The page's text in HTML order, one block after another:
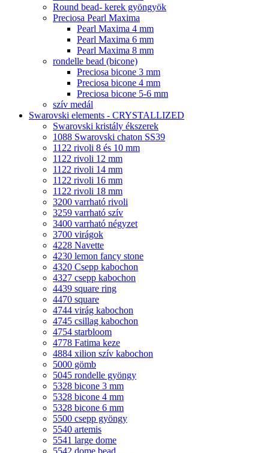
Round bead- kerek gyöngyök
Preciosa Pearl Maxima
Pearl Maxima 4 mm
Pearl Maxima 6 mm
Pearl Maxima 8 mm
rondelle bead (bicone)
Preciosa bicone 3 mm
Preciosa bicone 4 mm
Preciosa bicone 5-6 mm
szív medál
Swarovski elements - CRYSTALLIZED
Swarovski kristály ékszerek
1088 Swarovski chaton SS39
1122 rivoli 8 és 10 mm
1122 rivoli 12 mm
1122 rivoli 14 mm
1122 rivoli 16 mm
1122 rivoli 18 mm
3200 varrható rivoli
3259 varrható szív
3400 varrható négyzet
3700 virágok
4228 Navette
4230 lemon fancy stone
4320 Csepp kabochon
4327 csepp kabochon
4439 square ring
4470 square
4744 virág kabochon
4745 csillag kabochon
4754 starbloom
4778 Fatima keze
4884 xilion szív kabochon
5000 gömb
5045 rondelle gyöngy
5328 bicone 3 mm
5328 bicone 4 mm
5328 bicone 6 mm
5500 csepp gyöngy
5540 artemis
5541 large dome